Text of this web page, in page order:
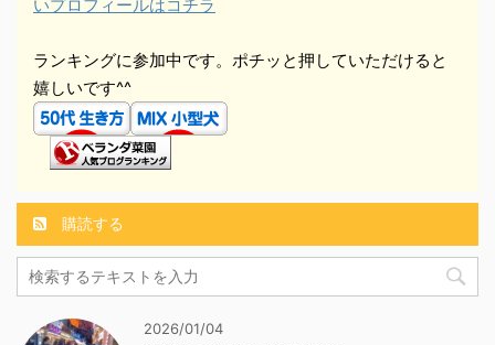
いプロフィールはコチラ
ランキングに参加中です。ポチッと押していただけると
嬉しいです^^
購読する
2026/01/04